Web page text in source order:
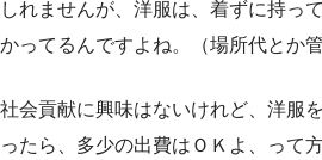
しれませんが、洋服は、着ずに持っ
かってるんですよね。（場所代とか
社会貢献に興味はないけれど、洋服
ったら、多少の出費はＯＫよ、って